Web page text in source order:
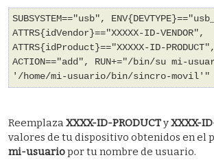
SUBSYSTEM=="usb",
ATTRS{idVendor}=="XXXXX-ID-VENDOR",
ATTRS{idProduct}=="XXXXX-ID-PRODUCT",
ACTION=="add", RUN+="/bin/su mi-
'/home/mi-usuario/bin/sincro-movil'"
ReemplazaXXXX-ID-PRODUCTyXXXX-
valores de tu dispositivo obtenidos en el
mi-usuariopor tu nombre de usuario.